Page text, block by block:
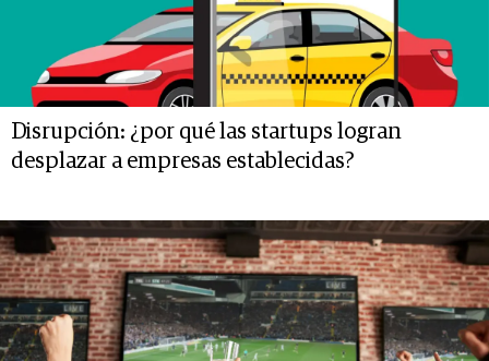
Disrupción: ¿por qué las startups logran
desplazar a empresas establecidas?